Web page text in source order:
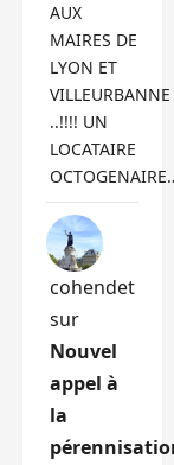
AUX
MAIRES DE
LYON ET
VILLEURBANNE
..!!!! UN
LOCATAIRE
cohendet
sur
Nouvel
appel à
la